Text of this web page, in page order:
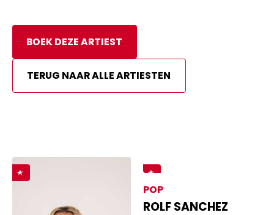
BOEK DEZE ARTIEST
TERUG NAAR ALLE ARTIESTEN
ROLF SANCHEZ
POP